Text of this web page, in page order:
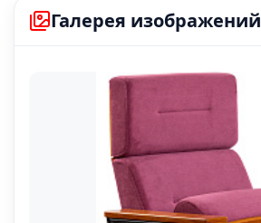
Галерея изображений